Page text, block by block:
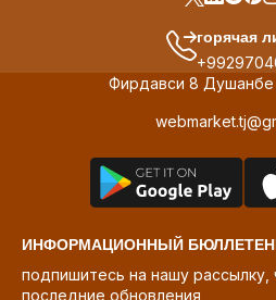
горячая
Фирдавси 8 Душанбе
ИНФОРМАЦИОННЫЙ
подпишитесь на нашу рассылку,
последние обновления